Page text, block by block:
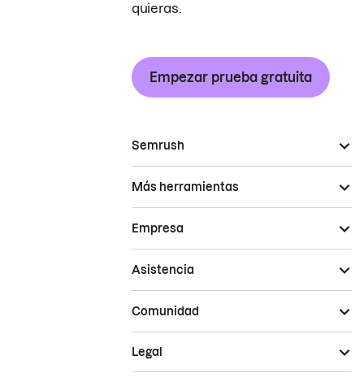
quieras.
Empezar prueba gratuita
Semrush
Más herramientas
Empresa
Asistencia
Comunidad
Legal